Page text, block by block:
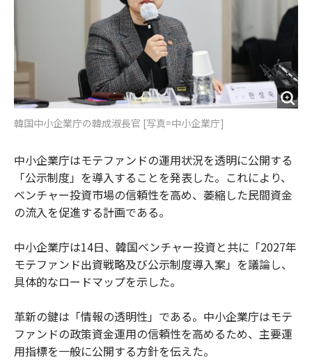
韓国中小企業庁の韓成淑長官 [写真=中小企業庁]
中小企業庁はモテファンドの運用状況を透明に公開する
「公示制度」を導入することを発表した。これにより、
ベンチャー投資市場の信頼性を高め、萎縮した民間資金
の流入を促進する計画である。
中小企業庁は14日、韓国ベンチャー投資と共に「2027年
モテファンド出資戦略及び公示制度導入案」を議論し、
具体的なロードマップを示した。
革新の鍵は「情報の透明性」である。中小企業庁はモテ
ファンドの政策資金運用の信頼性を高めるため、主要運
用指標を一般に公開する方針を伝えた。